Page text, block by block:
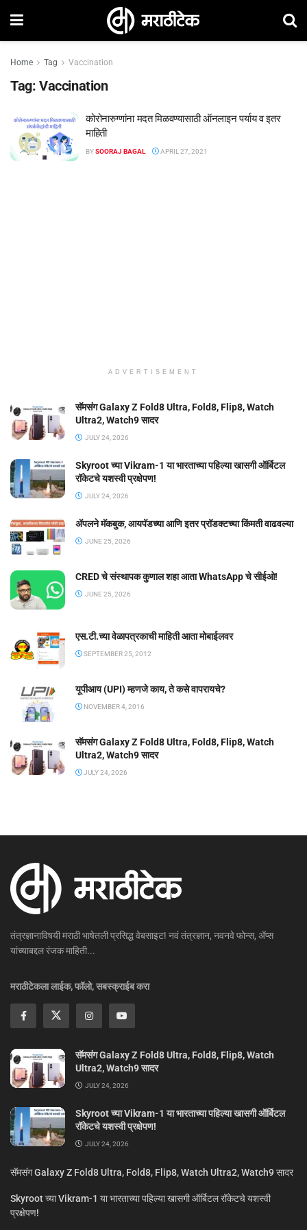
Home Tag Vaccination
Tag: Vaccination
कोरोनारुग्णांना मदत मिळवण्यासाठी ऑनलाइन पर्याय व इतर
माहिती
BYSOORAJ BAGAL APRIL 27, 2021
ADVERTISEMENT
सॅमसंग Galaxy Z Fold8 Ultra, Fold8, Flip8, Watch
Ultra2, Watch9 सादर
JULY 24, 2026
Skyroot च्या Vikram-1 या भारताच्या पहिल्या खासगी ऑर्बिटल
रॉकेटचे यशस्वी प्रक्षेपण!
JULY 24, 2026
ॲपलने मॅकबुक, आयपॅडच्या आणि इतर प्रॉडक्टच्या किंमती वाढवल्या
JUNE 25, 2026
CRED चे संस्थापक कुणाल शहा आता WhatsApp चे सीईओ!
JUNE 25, 2026
एस.टी.च्या वेळापत्रकाची माहिती आता मोबाईलवर
SEPTEMBER 25, 2012
यूपीआय (UPI) म्हणजे काय, ते कसे वापरायचे?
NOVEMBER 4, 2016
सॅमसंग Galaxy Z Fold8 Ultra, Fold8, Flip8, Watch
Ultra2, Watch9 सादर
JULY 24, 2026
तंत्रज्ञानाविषयी मराठी भाषेतली प्रसिद्ध वेबसाइट! नवं तंत्रज्ञान, नवनवे फोन्स, ॲप्स
यांच्याबद्दल रंजक माहिती...
मराठीटेकला लाईक, फॉलो, सबस्क्राईब करा
सॅमसंग Galaxy Z Fold8 Ultra, Fold8, Flip8, Watch
Ultra2, Watch9 सादर
JULY 24, 2026
Skyroot च्या Vikram-1 या भारताच्या पहिल्या खासगी ऑर्बिटल
रॉकेटचे यशस्वी प्रक्षेपण!
JULY 24, 2026
सॅमसंग Galaxy Z Fold8 Ultra, Fold8, Flip8, Watch Ultra2, Watch9 सादर
Skyroot च्या Vikram-1 या भारताच्या पहिल्या खासगी ऑर्बिटल रॉकेटचे यशस्वी
प्रक्षेपण!